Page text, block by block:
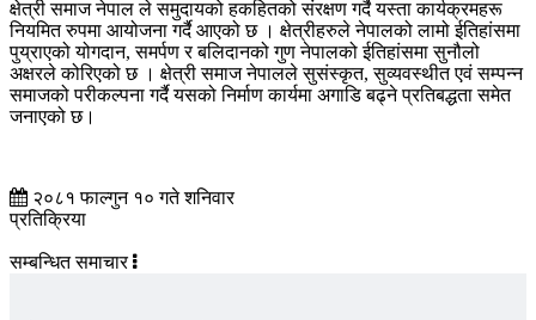
क्षेत्री समाज नेपाल ले समुदायको हकहितको संरक्षण गर्दै यस्ता कार्यक्रमहरू
नियमित रुपमा आयोजना गर्दै आएको छ । क्षेत्रीहरुले नेपालको लामो ईतिहांसमा
पुय्राएको योगदान, समर्पण र बलिदानको गुण नेपालको ईतिहांसमा सुनौलो
अक्षरले कोरिएको छ । क्षेत्री समाज नेपालले सुसंस्कृत, सुव्यवस्थीत एवं सम्पन्न
समाजको परीकल्पना गर्दै यसको निर्माण कार्यमा अगाडि बढ्ने प्रतिबद्धता समेत
जनाएको छ।
२०८१ फाल्गुन १० गते शनिवार
प्रतिक्रिया
सम्बन्धित समाचार